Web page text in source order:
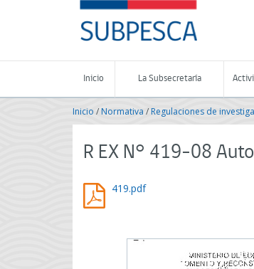
-
Subsecretaría
de
Pesca
Acuicultura
-
de
Chile
Inicio La Subsecretaría
Inicio /Normativa / Regulaciones de
R EX N° 419-08
419.pdf